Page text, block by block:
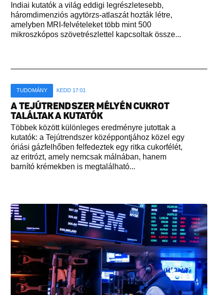
Indiai kutatók a világ eddigi legrészletesebb,
háromdimenziós agytörzs-atlaszát hozták létre,
amelyben MRI-felvételeket több mint 500
mikroszkópos szövetrészlettel kapcsoltak össze...
TUDOMÁNY KEDD 17:01
A TEJÚTRENDSZER MÉLYÉN CUKROT
TALÁLTAK A KUTATÓK
Többek között különleges eredményre jutottak a
kutatók: a Tejútrendszer középpontjához közel egy
óriási gázfelhőben felfedeztek egy ritka cukorfélét,
az eritrózt, amely nemcsak málnában, hanem
barnító krémekben is megtalálható...